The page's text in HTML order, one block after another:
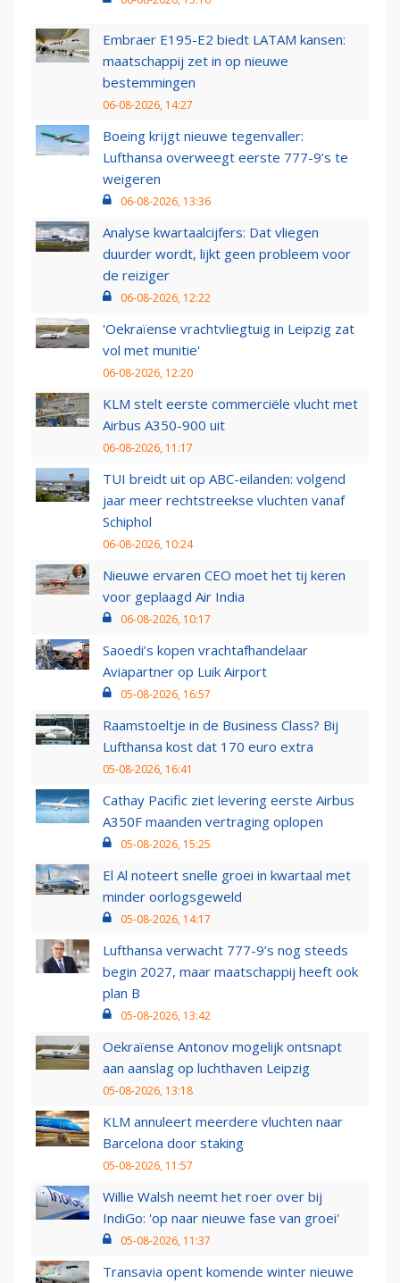
Embraer E195-E2 biedt LATAM kansen:
maatschappij zet in op nieuwe
bestemmingen
06-08-2026, 14:27
Boeing krijgt nieuwe tegenvaller:
Lufthansa overweegt eerste 777-9’s te
weigeren
06-08-2026, 13:36
Analyse kwartaalcijfers: Dat vliegen
duurder wordt, lijkt geen probleem voor
de reiziger
06-08-2026, 12:22
'Oekraïense vrachtvliegtuig in Leipzig zat
vol met munitie'
06-08-2026, 12:20
KLM stelt eerste commerciële vlucht met
Airbus A350-900 uit
06-08-2026, 11:17
TUI breidt uit op ABC-eilanden: volgend
jaar meer rechtstreekse vluchten vanaf
Schiphol
06-08-2026, 10:24
Nieuwe ervaren CEO moet het tij keren
voor geplaagd Air India
06-08-2026, 10:17
Saoedi’s kopen vrachtafhandelaar
Aviapartner op Luik Airport
05-08-2026, 16:57
Raamstoeltje in de Business Class? Bij
Lufthansa kost dat 170 euro extra
05-08-2026, 16:41
Cathay Pacific ziet levering eerste Airbus
A350F maanden vertraging oplopen
05-08-2026, 15:25
El Al noteert snelle groei in kwartaal met
minder oorlogsgeweld
05-08-2026, 14:17
Lufthansa verwacht 777-9’s nog steeds
begin 2027, maar maatschappij heeft ook
plan B
05-08-2026, 13:42
Oekraïense Antonov mogelijk ontsnapt
aan aanslag op luchthaven Leipzig
05-08-2026, 13:18
KLM annuleert meerdere vluchten naar
Barcelona door staking
05-08-2026, 11:57
Willie Walsh neemt het roer over bij
IndiGo: 'op naar nieuwe fase van groei'
05-08-2026, 11:37
Transavia opent komende winter nieuwe